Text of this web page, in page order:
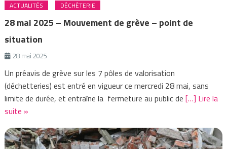
ACTUALITÉS DÉCHÈTERIE
28 mai 2025 – Mouvement de grève – point de
situation
28 mai 2025
Un préavis de grève sur les 7 pôles de valorisation
(déchetteries) est entré en vigueur ce mercredi 28 mai, sans
limite de durée, et entraîne la fermeture au public de[…] Lire la
suite »